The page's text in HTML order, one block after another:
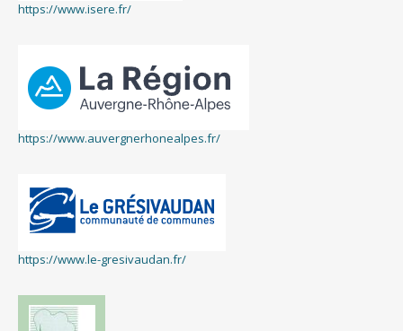
https://www.isere.fr/
https://www.auvergnerhonealpes.fr/
https://www.le-gresivaudan.fr/